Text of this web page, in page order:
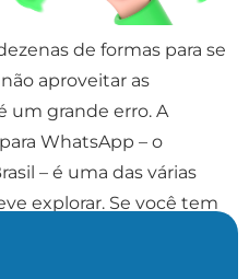
de formas para se
aproveitar as
um grande erro. A
WhatsApp – o
– é uma das várias
explorar. Se você tem
e investe […]